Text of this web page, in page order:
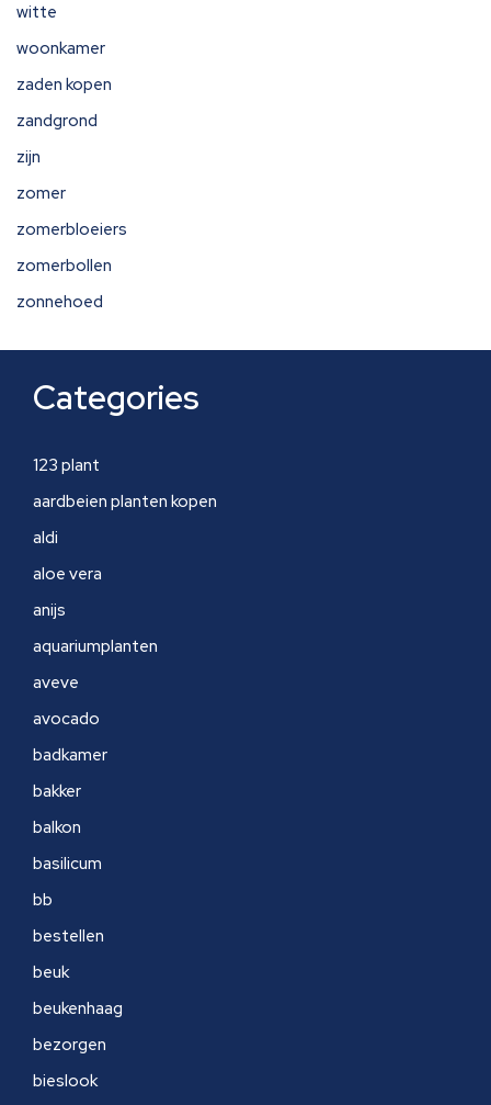
witte
woonkamer
zaden kopen
zandgrond
zijn
zomer
zomerbloeiers
zomerbollen
zonnehoed
Categories
123 plant
aardbeien planten kopen
aldi
aloe vera
anijs
aquariumplanten
aveve
avocado
badkamer
bakker
balkon
basilicum
bb
bestellen
beuk
beukenhaag
bezorgen
bieslook